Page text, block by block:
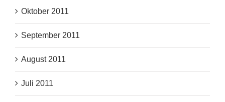
Oktober 2011
September 2011
August 2011
Juli 2011